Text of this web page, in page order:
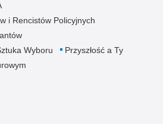
i Rencistów Policyjnych
Wyboru
Przyszłość a Ty